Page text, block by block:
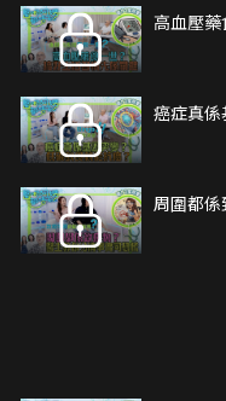
高血壓
癌症真係
周圍都